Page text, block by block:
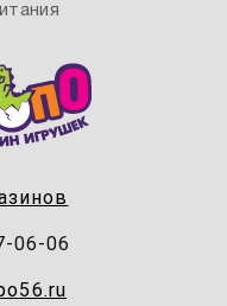
06-06